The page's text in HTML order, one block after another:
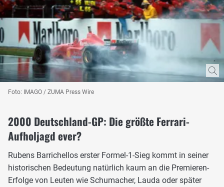
Foto: IMAGO / ZUMA Press Wire
2000 Deutschland-GP: Die größte Ferrari-
Aufholjagd ever?
Rubens Barrichellos erster Formel-1-Sieg kommt in seiner
historischen Bedeutung natürlich kaum an die Premieren-
Erfolge von Leuten wie Schumacher, Lauda oder später